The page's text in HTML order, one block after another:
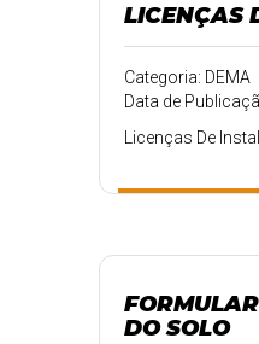
LICENÇAS
Categoria: DEMA
Data de
Licenças De
DO SOLO